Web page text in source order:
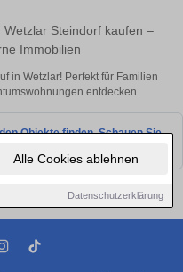
Alle Cookies ablehnen
Datenschutzerklärung
Steindorf kaufen –
Immobilien
in Wetzlar! Perfekt für Familien
entdecken.
Objekte finden. Schauen Sie